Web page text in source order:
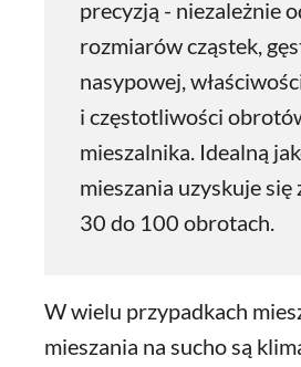
precyzją - niezależnie
rozmiarów cząstek,
nasypowej,
i częstotliwości
mieszalnika. Idealną
mieszania uzyskuje się
30 do 100 obrotach.
W wielu przypadkach
mieszania na sucho są